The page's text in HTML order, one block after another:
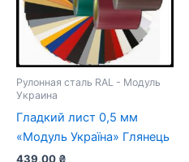
Рулонная сталь RAL - Модуль
Украина
Гладкий лист 0,5 мм
«Модуль Україна» Глянець
439,00 ₴